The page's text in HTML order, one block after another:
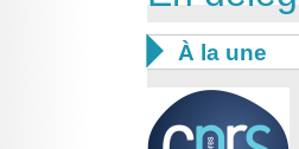
 À la une